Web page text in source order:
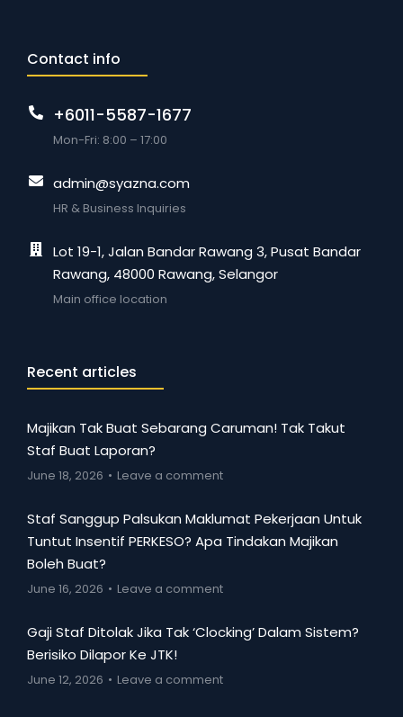
Contact info
+6011-5587-1677
Mon-Fri: 8:00 – 17:00
admin@syazna.com
HR & Business Inquiries
Lot 19-1, Jalan Bandar Rawang 3, Pusat Bandar
Rawang, 48000 Rawang, Selangor
Main office location
Recent articles
Majikan Tak Buat Sebarang Caruman! Tak Takut
Staf Buat Laporan?
June 18, 2026 Leave a comment
Staf Sanggup Palsukan Maklumat Pekerjaan Untuk
Tuntut Insentif PERKESO? Apa Tindakan Majikan
Boleh Buat?
June 16, 2026 Leave a comment
Gaji Staf Ditolak Jika Tak ‘Clocking’ Dalam Sistem?
Berisiko Dilapor Ke JTK!
June 12, 2026 Leave a comment